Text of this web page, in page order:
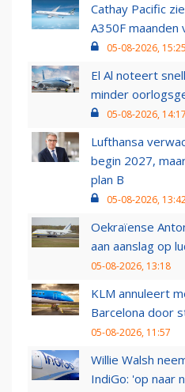
Cathay Pacific
A350F
05-08-2026, 15:25
El Al noteert
minder
05-08-2026, 14:17
Lufthansa
begin 2027,
plan B
05-08-2026,
Oekraïense
aan aanslag op
05-08-2026, 13:18
KLM annuleert
Barcelona door
05-08-2026, 11:57
Willie Walsh
IndiGo: 'op naar